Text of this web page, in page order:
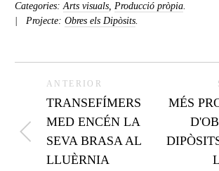
Categories:Arts visuals, Producció pròpia.
Projecte: Obres els Dipòsits.
ANTERIOR
TRANSEFÍMERS
MED ENCÉN LA
SEVA BRASA AL
LLUÈRNIA
MÉS